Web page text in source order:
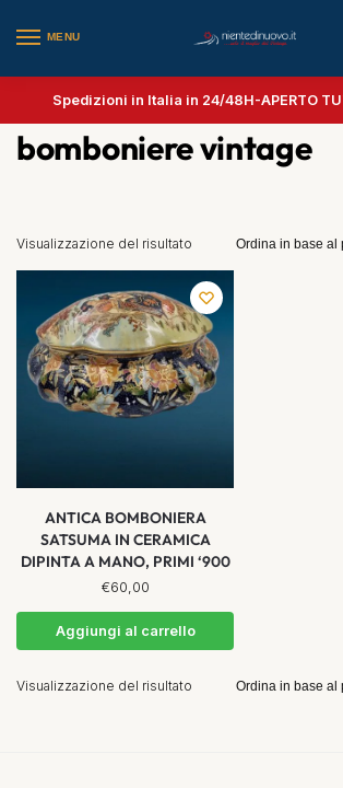
MENU
Spedizioni in Italia in 24/48H-APERTO
bomboniere vintage
Visualizzazione del risultato
ANTICA BOMBONIERA
SATSUMA IN CERAMICA
DIPINTA A MANO, PRIMI ‘900
€60,00
Aggiungi al carrello
Visualizzazione del risultato